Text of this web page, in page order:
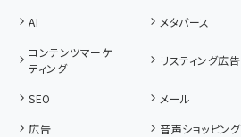
AI
メタバース
コンテンツマーケ
ティング
リスティング広告
SEO メール
広告
音声ショッピング